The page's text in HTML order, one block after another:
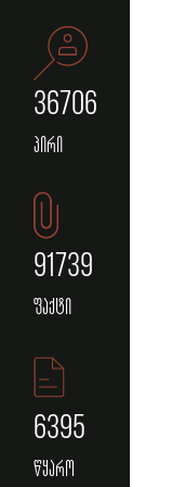
36706
პირი
91739
ფაქტი
6395
წყარო